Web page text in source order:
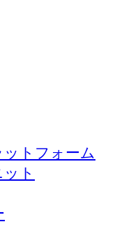
トフォーム
ト